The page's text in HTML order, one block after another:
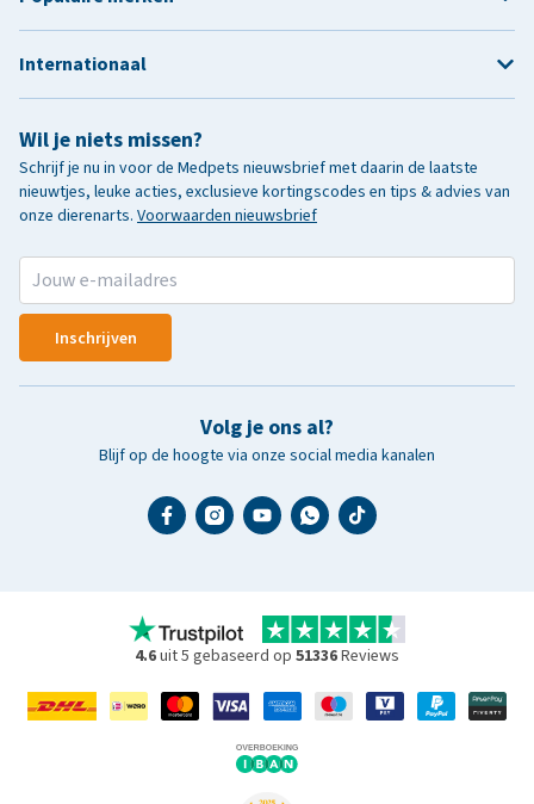
Wil je niets missen?
Schrijf je nu in voor de Medpets nieuwsbrief met daarin de laatste
nieuwtjes, leuke acties, exclusieve kortingscodes en tips & advies van
onze dierenarts. Voorwaarden nieuwsbrief
Inschrijven
Volg je ons al?
Blijf op de hoogte via onze social media kanalen
Internationaal
4.6uit 5 gebaseerd op 51336Reviews